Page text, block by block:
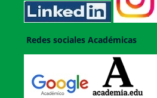
Redes sociales Académicas